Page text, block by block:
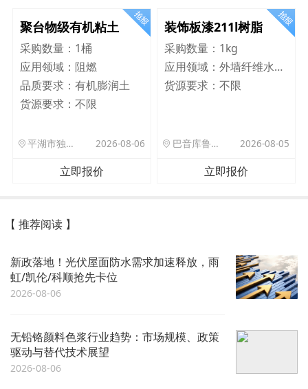
聚台物级有机粘土
采购数量： 1桶
应用领域： 阻燃
品质要求： 有机膨润土
货源要求： 不限
平湖市独山港镇集港路 589 号 2026-08-06
立即报价
装饰板漆211l树脂
采购数量： 1kg
应用领域：
外墙纤维水泥板
货源要求：不限
巴音库鲁提镇,托帕口岸六号库房 2026-08-05
立即报价
【 推荐阅读 】
新政落地！光伏屋面防水需求加速释放，雨
虹/凯伦/科顺抢先卡位
2026-08-06
无铅铬颜料色浆行业趋势：市场规模、政策
驱动与替代技术展望
2026-08-06